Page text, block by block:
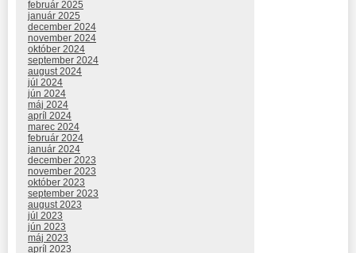
február 2025
január 2025
december 2024
november 2024
október 2024
september 2024
august 2024
júl 2024
jún 2024
máj 2024
apríl 2024
marec 2024
február 2024
január 2024
december 2023
november 2023
október 2023
september 2023
august 2023
júl 2023
jún 2023
máj 2023
apríl 2023